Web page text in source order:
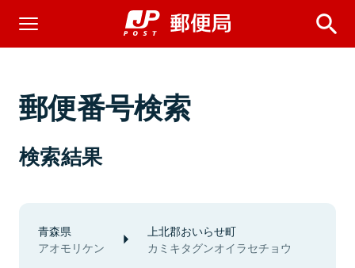
郵便番号検索
検索結果
青森県
アオモリケン
上北郡おいらせ町
カミキタグンオイラセチョウ